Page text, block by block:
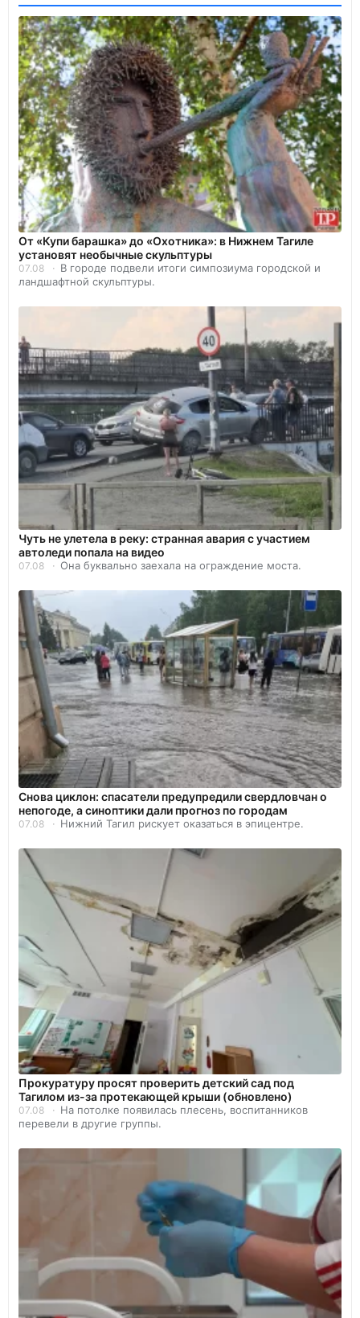
От «Купи барашка» до «Охотника»: в Нижнем Тагиле
установят необычные скульптуры
07.08
В городе подвели итоги симпозиума городской и
ландшафтной скульптуры.
Чуть не улетела в реку: странная авария с участием
автоледи попала на видео
07.08 Она буквально заехала на ограждение моста.
Снова циклон: спасатели предупредили свердловчан о
непогоде, а синоптики дали прогноз по городам
07.08 Нижний Тагил рискует оказаться в эпицентре.
Прокуратуру просят проверить детский сад под
Тагилом из-за протекающей крыши (обновлено)
07.08
На потолке появилась плесень, воспитанников
перевели в другие группы.